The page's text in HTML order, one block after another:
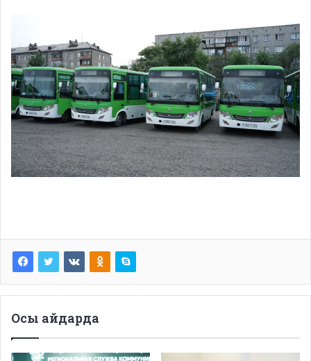
Осы айдарда